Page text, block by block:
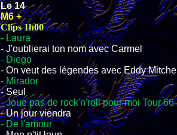
Le 14
M6 +
Clips 1h00
- Laura
- J'oublierai ton nom avec Carmel
- Diego
- On veut des légendes avec Eddy Mitchell
- Mirador
- Seul
- Joue pas de rock'n'roll pour moi Tour 66
- Un jour viendra
- De l'amour